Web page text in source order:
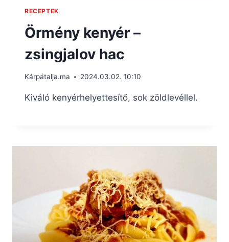
RECEPTEK
Örmény kenyér –
zsingjalov hac
Kárpátalja.ma 2024.03.02. 10:10
Kiváló kenyérhelyettesítő, sok zöldlevéllel.